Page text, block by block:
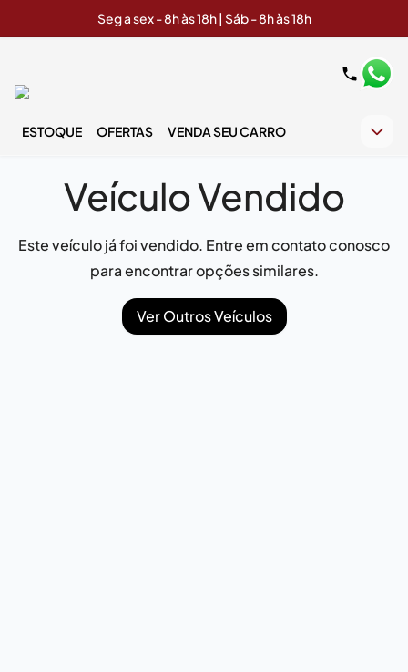
Seg a sex - 8h às 18h | Sáb - 8h às 18h
ESTOQUE OFERTAS VENDA SEU CARRO
Veículo Vendido
Este veículo já foi vendido. Entre em contato conosco
para encontrar opções similares.
Ver Outros Veículos